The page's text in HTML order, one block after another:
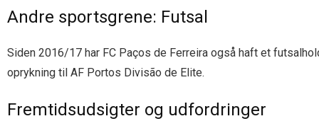
Andre sportsgrene: Futsal
Siden 2016/17 har FC Paços de Ferreira også haft et
oprykning til AF Portos Divisão de Elite.
Fremtidsudsigter og udfordringer